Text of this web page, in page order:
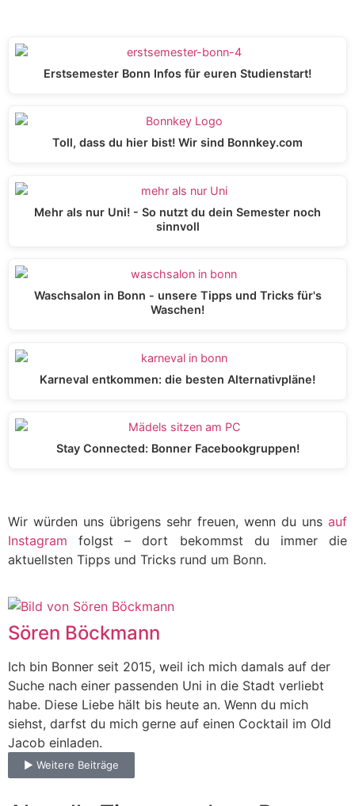
Erstsemester Bonn Infos für euren Studienstart!
Toll, dass du hier bist! Wir sind Bonnkey.com
Mehr als nur Uni! - So nutzt du dein Semester noch
sinnvoll
Waschsalon in Bonn - unsere Tipps und Tricks für's
Waschen!
Karneval entkommen: die besten Alternativpläne!
Stay Connected: Bonner Facebookgruppen!
Wir würden uns übrigens sehr freuen, wenn du uns auf
Instagram folgst – dort bekommst du immer die
aktuellsten Tipps und Tricks rund um Bonn.
Sören Böckmann
Ich bin Bonner seit 2015, weil ich mich damals auf der
Suche nach einer passenden Uni in die Stadt verliebt
habe. Diese Liebe hält bis heute an. Wenn du mich
siehst, darfst du mich gerne auf einen Cocktail im Old
Jacob einladen.
► Weitere Beiträge